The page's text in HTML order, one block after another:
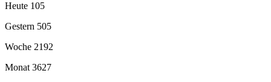
Heute 105
Gestern 505
Woche 2192
Monat3627